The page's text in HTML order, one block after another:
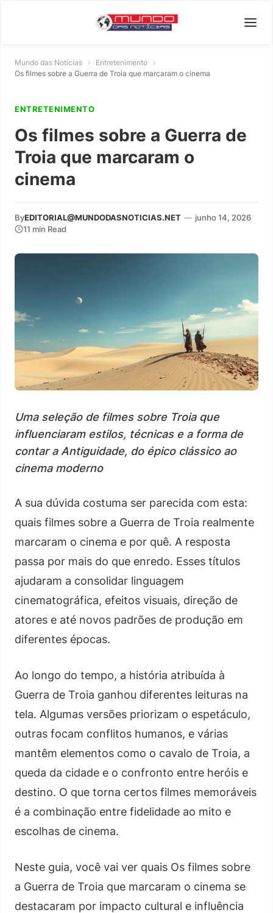
Mundo das Notícias » Entretenimento »
Os filmes sobre a Guerra de Troia que marcaram o cinema
ENTRETENIMENTO
Os filmes sobre a Guerra de
Troia que marcaram o
cinema
ByEDITORIAL@MUNDODASNOTICIAS.NET — junho 14, 2026
11 min Read
Uma seleção de filmes sobre Troia que
influenciaram estilos, técnicas e a forma de
contar a Antiguidade, do épico clássico ao
cinema moderno
A sua dúvida costuma ser parecida com esta:
quais filmes sobre a Guerra de Troia realmente
marcaram o cinema e por quê. A resposta
passa por mais do que enredo. Esses títulos
ajudaram a consolidar linguagem
cinematográfica, efeitos visuais, direção de
atores e até novos padrões de produção em
diferentes épocas.
Ao longo do tempo, a história atribuída à
Guerra de Troia ganhou diferentes leituras na
tela. Algumas versões priorizam o espetáculo,
outras focam conflitos humanos, e várias
mantêm elementos como o cavalo de Troia, a
queda da cidade e o confronto entre heróis e
destino. O que torna certos filmes memoráveis
é a combinação entre fidelidade ao mito e
escolhas de cinema.
Neste guia, você vai ver quais Os filmes sobre
a Guerra de Troia que marcaram o cinema se
destacaram por impacto cultural e influência